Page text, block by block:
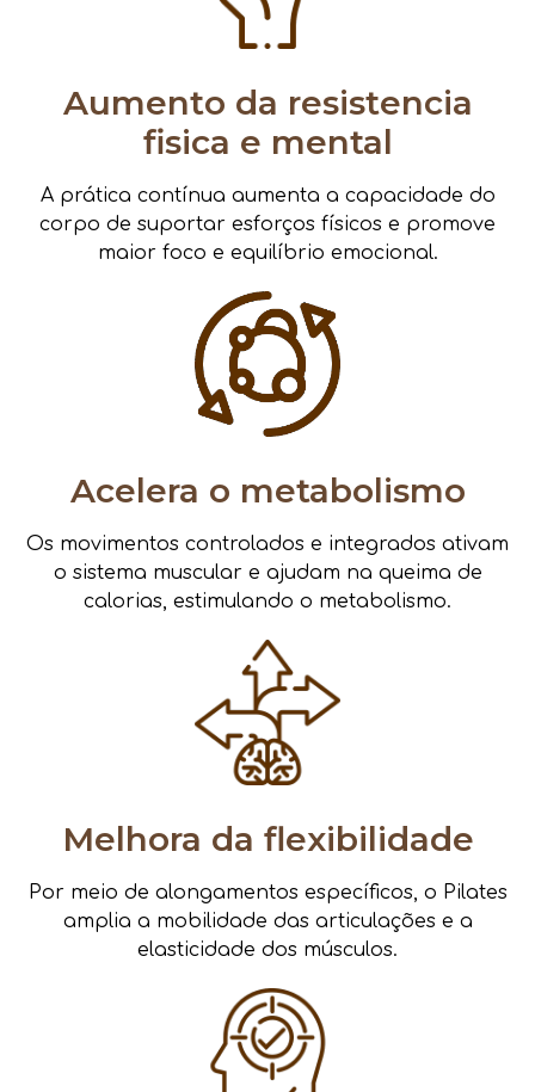
Aumento da resistencia
fisica e mental
A prática contínua aumenta a capacidade do
corpo de suportar esforços físicos e promove
maior foco e equilíbrio emocional.
Acelera o metabolismo
Os movimentos controlados e integrados ativam
o sistema muscular e ajudam na queima de
calorias, estimulando o metabolismo.
Melhora da flexibilidade
Por meio de alongamentos específicos, o Pilates
amplia a mobilidade das articulações e a
elasticidade dos músculos.